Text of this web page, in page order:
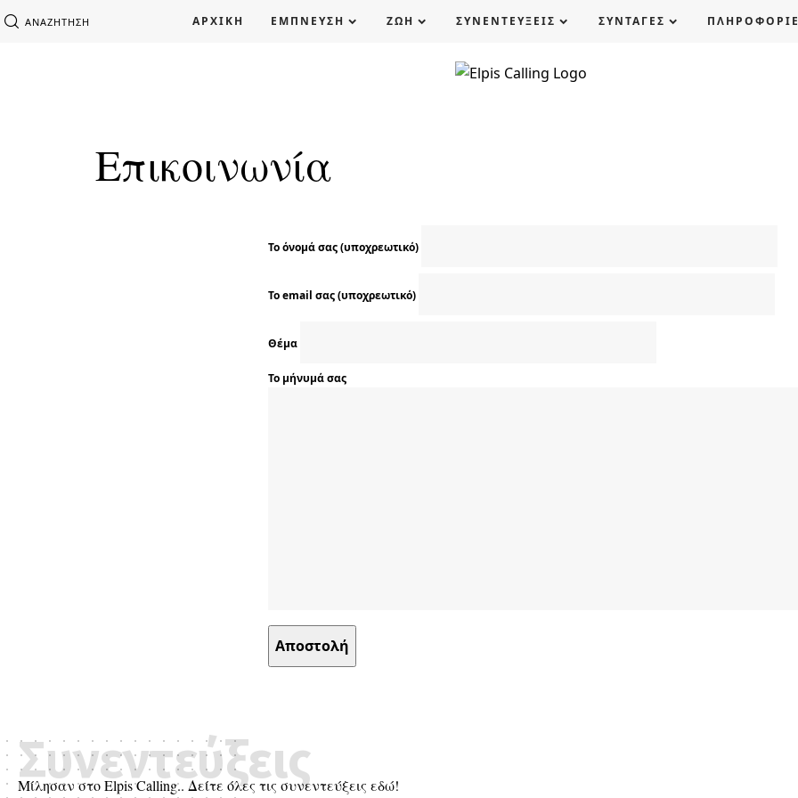
ΑΝΑΖΉΤΗΣΗ ΑΡΧΙΚΗ ΕΜΠΝΕΥΣΗ ΖΩΗ ΣΥΝΕΝΤΕΥΞΕΙΣ ΣΥΝΤΑΓΕΣ
Επικοινωνία
Το όνομά σας (υποχρεωτικό)
Το email σας (υποχρεωτικό)
Θέμα
Το μήνυμά σας
Μίλησαν στο Elpis Calling.. Δείτε όλες τις συνεντεύξεις εδώ!
Συνεντεύξεις